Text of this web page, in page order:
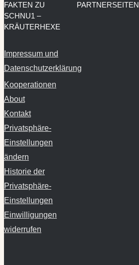
FAKTEN ZU
SCHNU1 –
KRÄUTERHEXE
Impressum und
Datenschutzerklärung
Kooperationen
About
Kontakt
Privatsphäre-
Einstellungen
ändern
Historie der
Privatsphäre-
Einstellungen
Einwilligungen
widerrufen
PARTNERSEITEN